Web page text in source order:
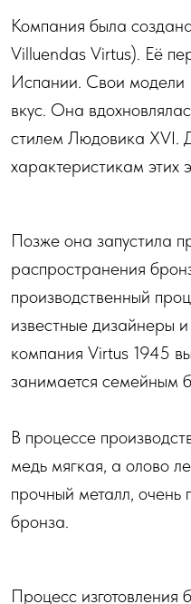
Компания была
Villuendas Virtus). Её
Испании. Свои модели
вкус. Она
стилем Людовика XVI.
характеристикам этих
Позже она запустила
распространения
производственный
известные дизайнеры
компания Virtus 1945
занимается семейным
В процессе
медь мягкая, а олово
прочный металл, очень
бронза.
Процесс